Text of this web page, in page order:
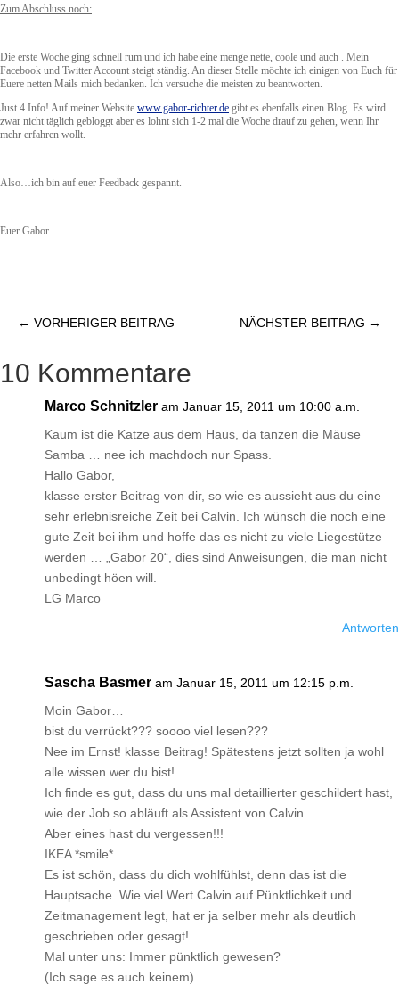
Zum Abschluss noch:
Die erste Woche ging schnell rum und ich habe eine menge nette, coole und auch . Mein
Facebook und Twitter Account steigt ständig. An dieser Stelle möchte ich einigen von Euch für
Euere netten Mails mich bedanken. Ich versuche die meisten zu beantworten.
Just 4 Info! Auf meiner Website www.gabor-richter.de gibt es ebenfalls einen Blog. Es wird
zwar nicht täglich gebloggt aber es lohnt sich 1-2 mal die Woche drauf zu gehen, wenn Ihr
mehr erfahren wollt.
Also…ich bin auf euer Feedback gespannt.
Euer Gabor
← VORHERIGER BEITRAG NÄCHSTER BEITRAG →
10 Kommentare
Marco Schnitzler am Januar 15, 2011 um 10:00 a.m.
Kaum ist die Katze aus dem Haus, da tanzen die Mäuse
Samba … nee ich machdoch nur Spass.
Hallo Gabor,
klasse erster Beitrag von dir, so wie es aussieht aus du eine
sehr erlebnisreiche Zeit bei Calvin. Ich wünsch die noch eine
gute Zeit bei ihm und hoffe das es nicht zu viele Liegestütze
werden … „Gabor 20“, dies sind Anweisungen, die man nicht
unbedingt höen will.
LG Marco
Antworten
Sascha Basmer am Januar 15, 2011 um 12:15 p.m.
Moin Gabor…
bist du verrückt??? soooo viel lesen???
Nee im Ernst! klasse Beitrag! Spätestens jetzt sollten ja wohl
alle wissen wer du bist!
Ich finde es gut, dass du uns mal detaillierter geschildert hast,
wie der Job so abläuft als Assistent von Calvin…
Aber eines hast du vergessen!!!
IKEA *smile*
Es ist schön, dass du dich wohlfühlst, denn das ist die
Hauptsache. Wie viel Wert Calvin auf Pünktlichkeit und
Zeitmanagement legt, hat er ja selber mehr als deutlich
geschrieben oder gesagt!
Mal unter uns: Immer pünktlich gewesen?
(Ich sage es auch keinem)